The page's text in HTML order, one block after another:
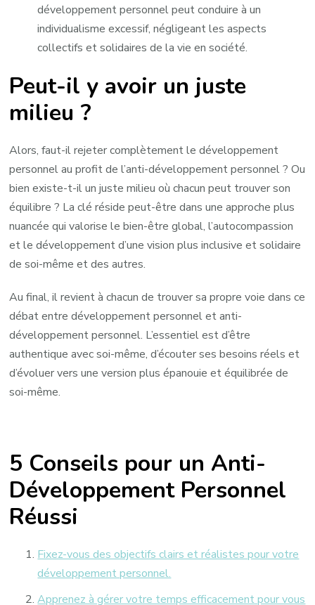
développement personnel peut conduire à un
individualisme excessif, négligeant les aspects
collectifs et solidaires de la vie en société.
Peut-il y avoir un juste
milieu ?
Alors, faut-il rejeter complètement le développement
personnel au profit de l’anti-développement personnel ? Ou
bien existe-t-il un juste milieu où chacun peut trouver son
équilibre ? La clé réside peut-être dans une approche plus
nuancée qui valorise le bien-être global, l’autocompassion
et le développement d’une vision plus inclusive et solidaire
de soi-même et des autres.
Au final, il revient à chacun de trouver sa propre voie dans ce
débat entre développement personnel et anti-
développement personnel. L’essentiel est d’être
authentique avec soi-même, d’écouter ses besoins réels et
d’évoluer vers une version plus épanouie et équilibrée de
soi-même.
5 Conseils pour un Anti-
Développement Personnel
Réussi
Fixez-vous des objectifs clairs et réalistes pour votre
développement personnel.
Apprenez à gérer votre temps efficacement pour vous